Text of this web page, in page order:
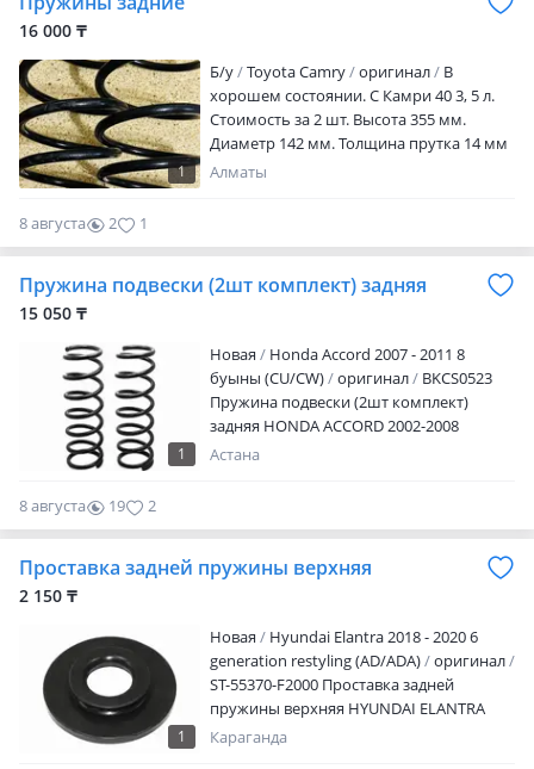
16 000 ₸
1
Б/y Toyota Camry оригинал
В
хорошем состоянии. С Камри 40 3, 5 л.
Стоимость за 2 шт. Высота 355 мм.
Диаметр 142 мм. Толщина прутка 14 мм
Алматы
8 августа 2 1
Пружина подвески (2шт комплект) задняя
15 050 ₸
1
Новая
Honda Accord 2007 - 2011 8
буыны (CU/CW)
оригинал
BKCS0523
Пружина подвески (2шт комплект)
задняя HONDA ACCORD 2002-2008
Наличие и актуальную цену уточняйте у
Астана
8 августа 19 2
Проставка задней пружины верхняя
2 150 ₸
1
Новая
Hyundai Elantra 2018 - 2020 6
generation restyling (AD/ADA)
оригинал
ST-55370-F2000 Проставка задней
пружины верхняя HYUNDAI ELANTRA
2015-2020 Наличие и актуальную цену
Караганда